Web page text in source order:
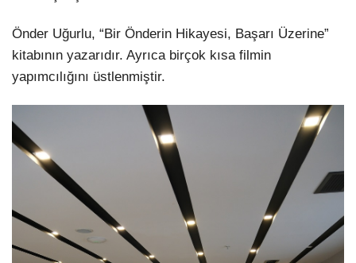
Önder Uğurlu, “Bir Önderin Hikayesi, Başarı Üzerine”
kitabının yazarıdır. Ayrıca birçok kısa filmin
yapımcılığını üstlenmiştir.